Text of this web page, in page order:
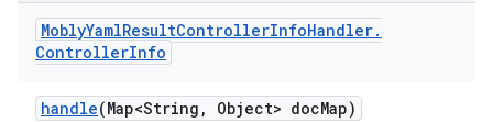
MoblyYamlResultControllerInfoHandler.
ControllerInfo
handle(Map<String , Object> docMap)